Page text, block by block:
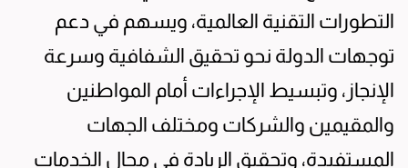
التطورات التقنية العالمية، ويسهم في دعم
توجهات الدولة نحو تحقيق الشفافية وسرعة
الإنجاز، وتبسيط الإجراءات أمام المواطنين
والمقيمين والشركات ومختلف الجهات
المستفيدة، وتحقيق الريادة في مجال الخدمات